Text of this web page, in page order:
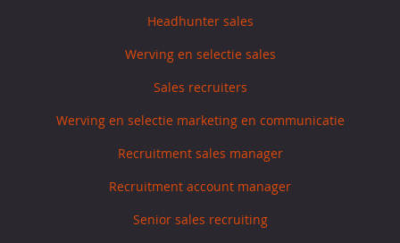
Headhunter sales
Werving en selectie sales
Sales recruiters
Werving en selectie marketing en communicatie
Recruitment sales manager
Recruitment account manager
Senior sales recruiting